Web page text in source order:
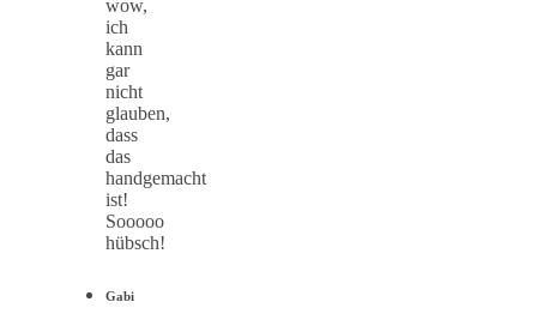
wow,
ich
kann
gar
nicht
glauben,
dass
das
handgemacht
ist!
Sooooo
hübsch!
Gabi